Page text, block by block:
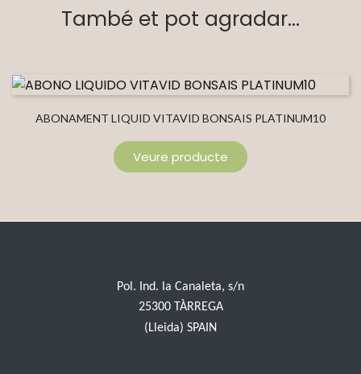
També et pot agradar...
ABONAMENT LIQUID VITAVID BONSAIS PLATINUM10
Veure producte
Pol. Ind. la Canaleta, s/n
25300 TÀRREGA
(Lleida) SPAIN